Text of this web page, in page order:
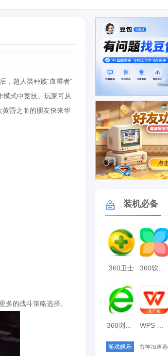
，超人类种族“血誓者”
模式中竞技。玩家可从
昏之血的朋友快来华
的战斗策略选择。
广告
广告
装机必备
360卫士 360软件管家
游戏娱乐 雷神加速器